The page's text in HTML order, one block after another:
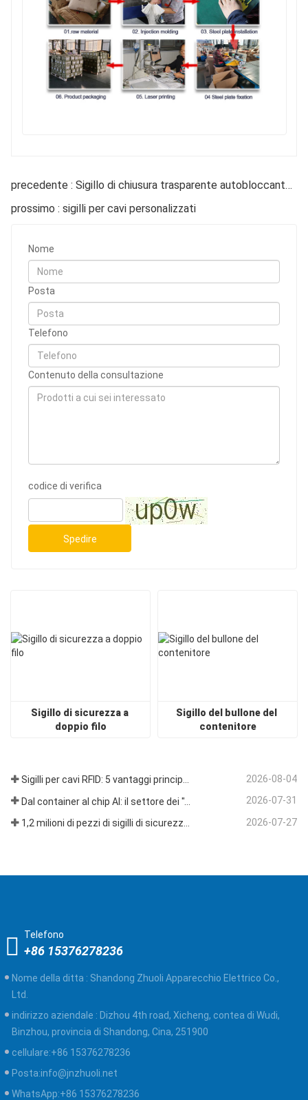
precedente : Sigillo di chiusura trasparente autobloccante per misuratore di torsione
prossimo : sigilli per cavi personalizzati
Nome
Posta
Telefono
Contenuto della consultazione
codice di verifica
Spedire
Sigillo di sicurezza a
doppio filo
Sigillo del bullone del
contenitore
Sigilli per cavi RFID: 5 vantaggi principali che guidano la transizione globale delle spedizioni verso la sicurezza intelligente nel 2026 2026-08-04
2026-07-31
2026-07-27
Telefono
+86 15376278236
Nome della ditta : Shandong Zhuoli Apparecchio Elettrico Co.,
Ltd.
indirizzo aziendale : Dizhou 4th road, Xicheng, contea di Wudi,
Binzhou, provincia di Shandong, Cina, 251900
cellulare:+86 15376278236
Posta:info@jnzhuoli.net
WhatsApp:+86 15376278236